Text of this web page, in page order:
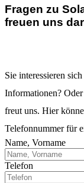
Fragen zu
freuen uns
Sie interessieren
Informationen?
freut uns. Hier
Telefonnummer für
Name, Vorname
Telefon